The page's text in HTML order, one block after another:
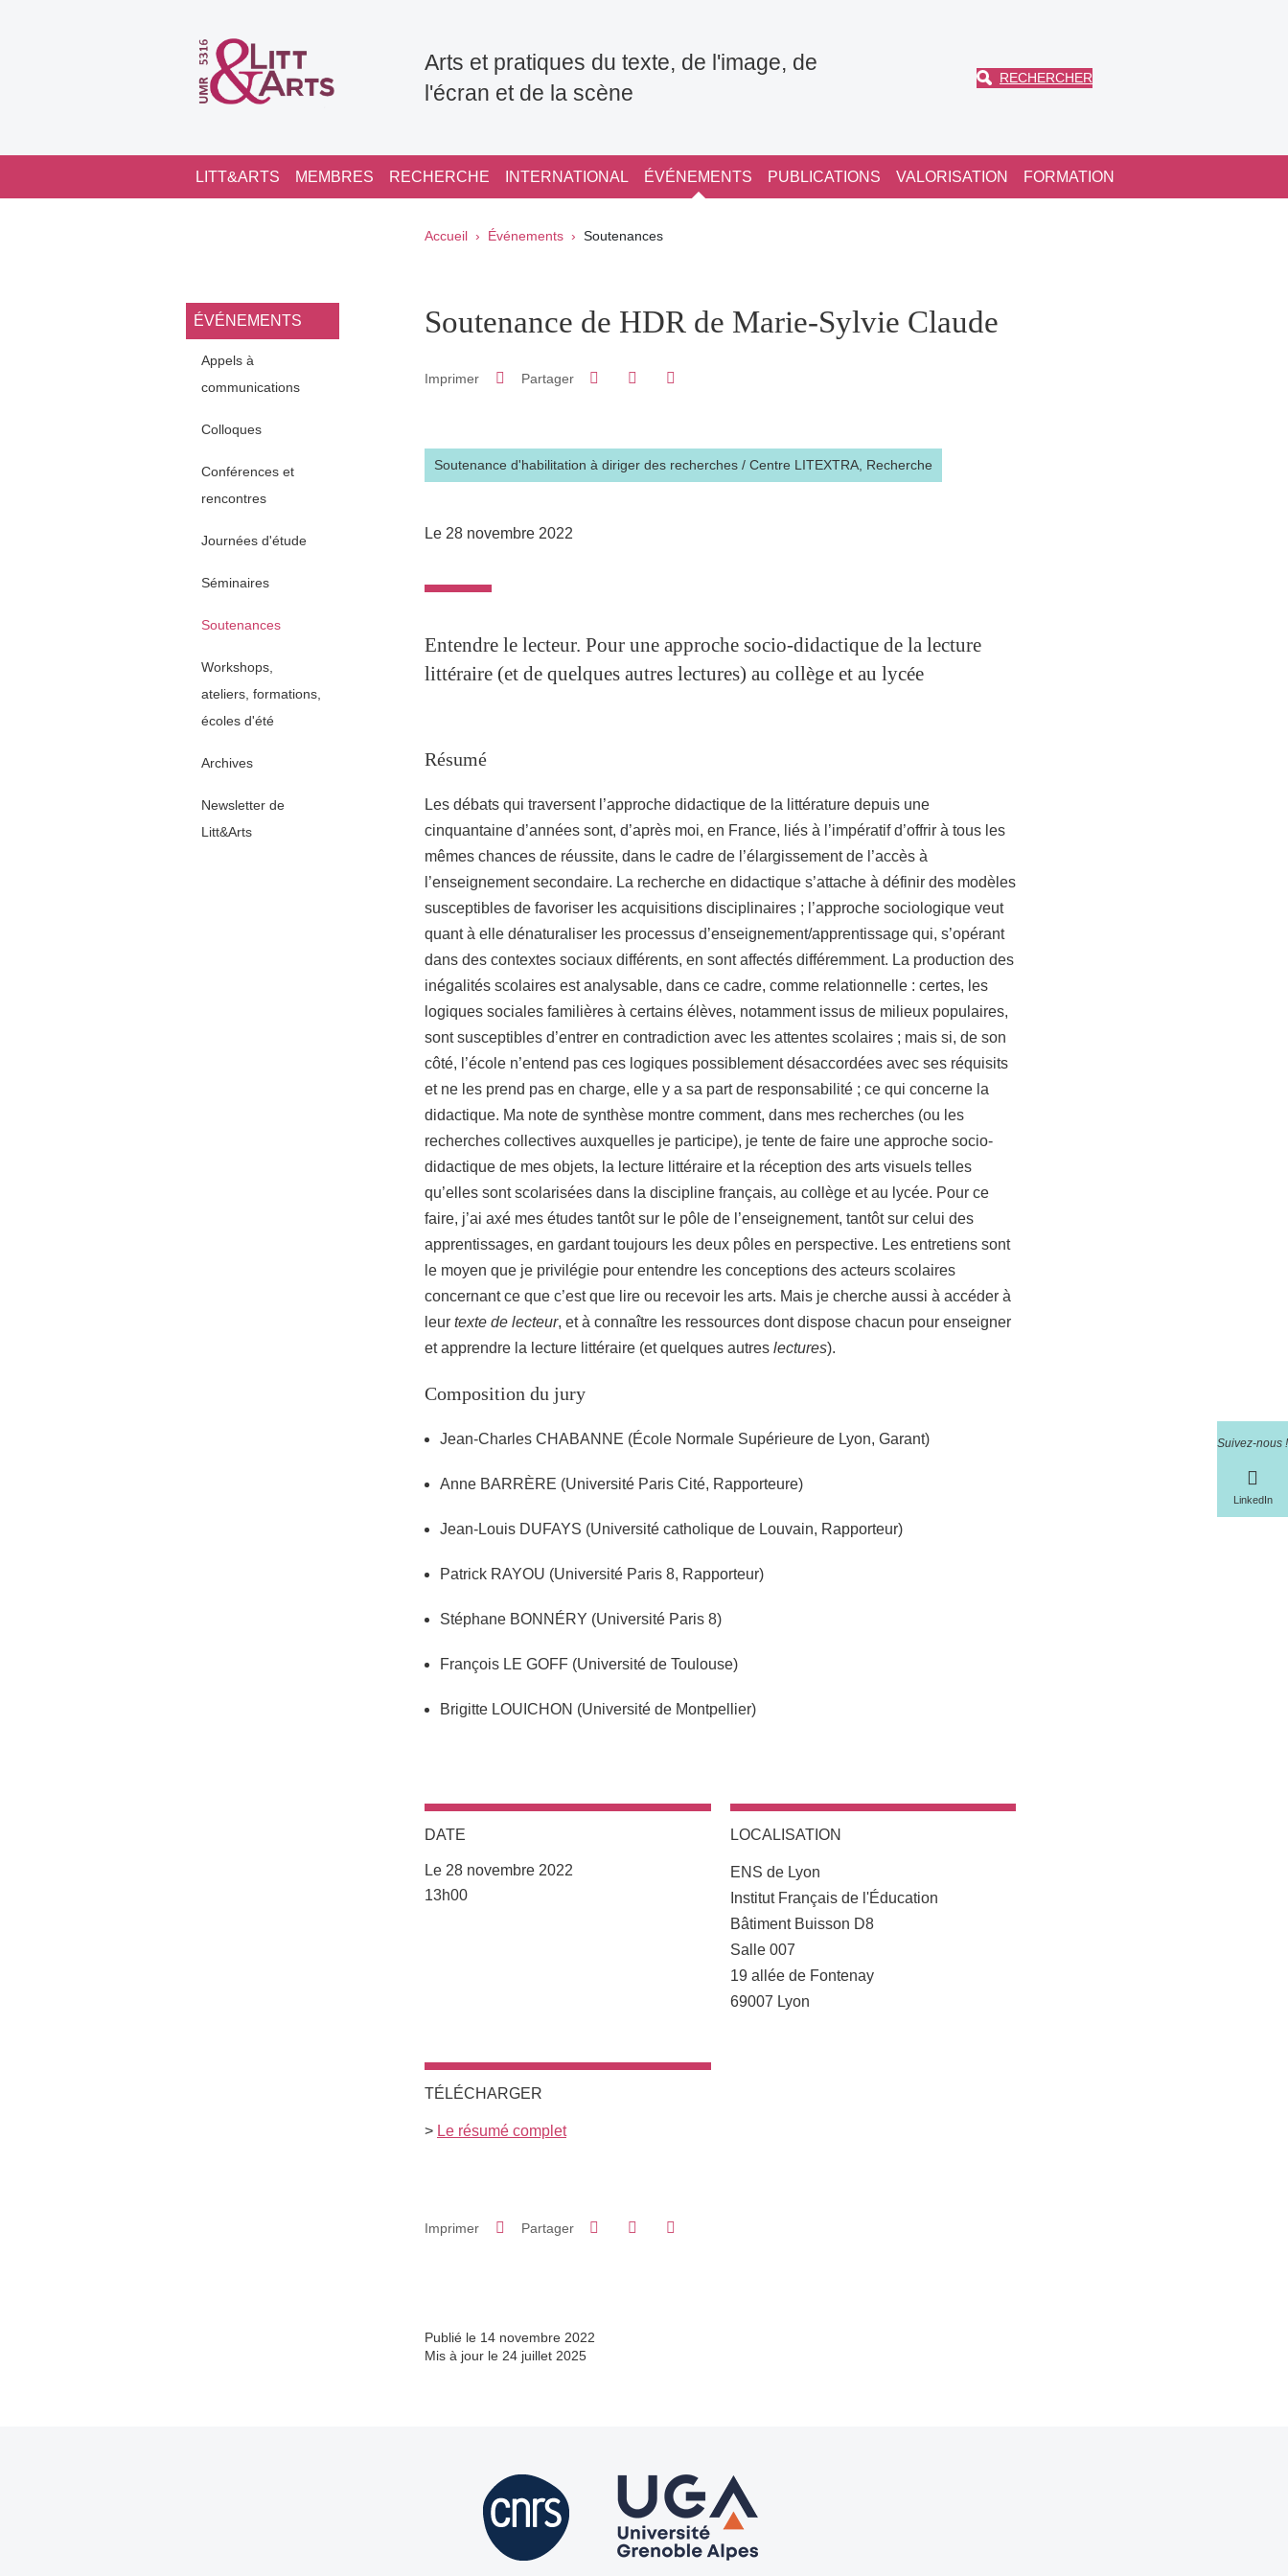
Suivez-nous !
LinkedIn
Arts et pratiques du texte, de l'image, de
l'écran et de la scène
RECHERCHER
Navigation principale
LITT&ARTS MEMBRES RECHERCHE INTERNATIONAL ÉVÉNEMENTS PUBLICATIONS VALORISATION FORMATION
Fil d'Ariane
Accueil Événements Soutenances
Navigation principale Sidebar
ÉVÉNEMENTS
Appels à
communications
Colloques
Conférences et
rencontres
Journées d'étude
Séminaires
Soutenances
Workshops,
ateliers, formations,
écoles d'été
Archives
Newsletter de
Litt&Arts
Soutenance de HDR de Marie-Sylvie Claude
Imprimer Partager Partager sur Facebook
Partager sur LinkedIn
Soutenance d'habilitation à diriger des recherches/ Centre LITEXTRA, Recherche
Le 28 novembre 2022
Entendre le lecteur. Pour une approche socio-didactique de la lecture
littéraire (et de quelques autres lectures) au collège et au lycée
Résumé
Les débats qui traversent l’approche didactique de la littérature depuis une
cinquantaine d’années sont, d’après moi, en France, liés à l’impératif d’offrir à tous les
mêmes chances de réussite, dans le cadre de l’élargissement de l’accès à
l’enseignement secondaire. La recherche en didactique s’attache à définir des modèles
susceptibles de favoriser les acquisitions disciplinaires ; l’approche sociologique veut
quant à elle dénaturaliser les processus d’enseignement/apprentissage qui, s’opérant
dans des contextes sociaux différents, en sont affectés différemment. La production des
inégalités scolaires est analysable, dans ce cadre, comme relationnelle : certes, les
logiques sociales familières à certains élèves, notamment issus de milieux populaires,
sont susceptibles d’entrer en contradiction avec les attentes scolaires ; mais si, de son
côté, l’école n’entend pas ces logiques possiblement désaccordées avec ses réquisits
et ne les prend pas en charge, elle y a sa part de responsabilité ; ce qui concerne la
didactique. Ma note de synthèse montre comment, dans mes recherches (ou les
recherches collectives auxquelles je participe), je tente de faire une approche socio-
didactique de mes objets, la lecture littéraire et la réception des arts visuels telles
qu’elles sont scolarisées dans la discipline français, au collège et au lycée. Pour ce
faire, j’ai axé mes études tantôt sur le pôle de l’enseignement, tantôt sur celui des
apprentissages, en gardant toujours les deux pôles en perspective. Les entretiens sont
le moyen que je privilégie pour entendre les conceptions des acteurs scolaires
concernant ce que c’est que lire ou recevoir les arts. Mais je cherche aussi à accéder à
leur texte de lecteur, et à connaître les ressources dont dispose chacun pour enseigner
et apprendre la lecture littéraire (et quelques autres lectures).
Composition du jury
Jean-Charles CHABANNE (École Normale Supérieure de Lyon, Garant)
Anne BARRÈRE (Université Paris Cité, Rapporteure)
Jean-Louis DUFAYS (Université catholique de Louvain, Rapporteur)
Patrick RAYOU (Université Paris 8, Rapporteur)
Stéphane BONNÉRY (Université Paris 8)
François LE GOFF (Université de Toulouse)
Brigitte LOUICHON (Université de Montpellier)
DATE
Le 28 novembre 2022
Complément date
13h00
LOCALISATION
Complément lieu
ENS de Lyon
Institut Français de l'Éducation
Bâtiment Buisson D8
Salle 007
19 allée de Fontenay
69007 Lyon
TÉLÉCHARGER
> Le résumé complet
Imprimer Partager Partager sur Facebook
Partager sur LinkedIn
Publié le 14 novembre 2022
Mis à jour le 24 juillet 2025